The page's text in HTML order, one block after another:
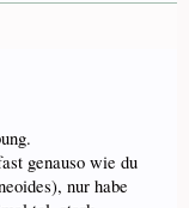
genauso wie du
nur habe